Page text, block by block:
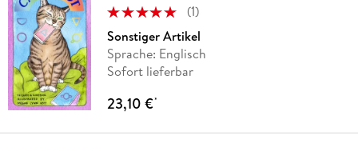
(1)
Sonstiger Artikel
Sprache: Englisch
Sofort lieferbar
23,10 €*